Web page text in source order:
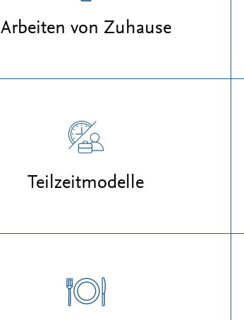
Arbeiten von Zuhause
Teilzeitmodelle